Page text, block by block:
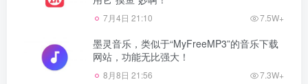
7月4日 21:10 7.5W+
墨灵音乐，类似于“MyFreeMP3”的音乐下载
网站，功能无比强大！
8月8日 21:56 7.3W+